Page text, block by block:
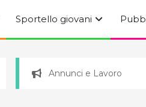
Sportello giovani
Annunci e Lavoro